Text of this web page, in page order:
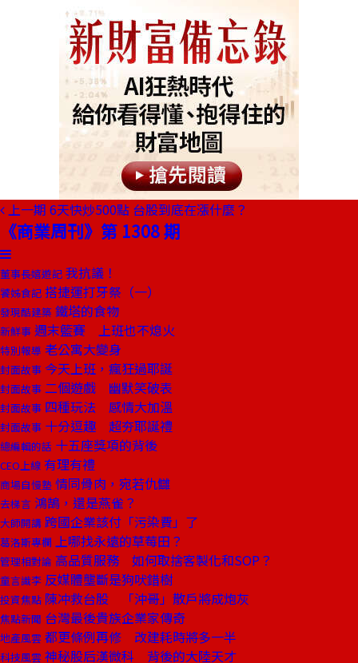
上一期 6天快炒500點 台股到底在漲什麼？
《商業周刊》第 1308 期
董事長嬉遊記 我抗議！
饕姊食記 搭捷運打牙祭（一）
發現酷建築 鐵塔的食物
新鮮事 週末籃賽 上班也不熄火
特別報導 老公寓大變身
封面故事 今天上班，瘋狂過耶誕
封面故事 二個遊戲 幽默笑破表
封面故事 四種玩法 感情大加溫
封面故事 十分逗趣 超夯耶誕禮
總編輯的話 十五座獎項的背後
CEO上線 有理有禮
商場自慢塾 情同骨肉，宛若仇讎
去梯言 鴻鵠，還是燕雀？
大師開講 跨國企業該付「污染費」了
葛洛斯專欄 上哪找永遠的草莓田？
管理相對論 高品質服務 如何取捨客製化和SOP？
童言識李 反媒體壟斷是狗吠錯樹
投資焦點 陳冲救台股 「沖哥」散戶將成炮灰
焦點新聞 台灣最後貴族企業家傳奇
地產風雲 都更條例再修 改建耗時將多一半
科技風雲 神秘股后漢微科 背後的大陸天才